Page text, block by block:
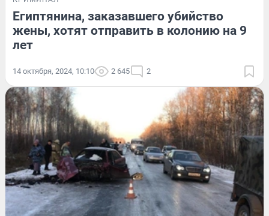
Египтянина, заказавшего убийство
жены, хотят отправить в колонию на 9
лет
14 октября, 2024, 10:10 2 645 2